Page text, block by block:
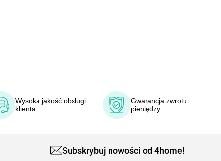
Wysoka jakość obsługi
klienta
Gwarancja zwrotu
pieniędzy
Subskrybuj nowości od 4home!